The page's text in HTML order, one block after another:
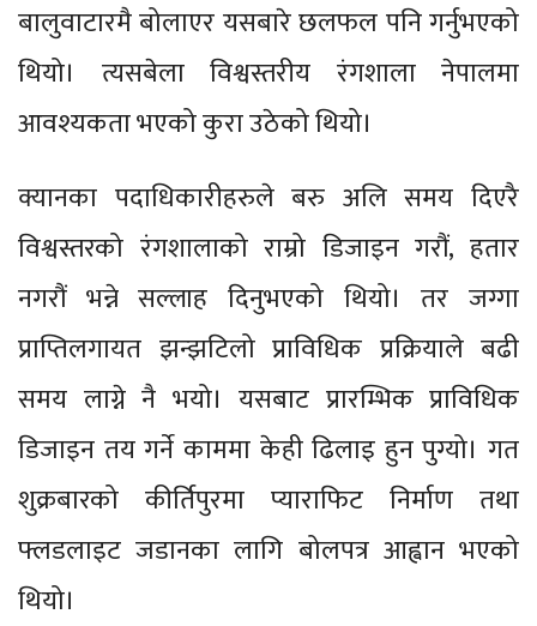
बालुवाटारमै बोलाएर यसबारे छलफल पनि गर्नुभएको
थियो। त्यसबेला विश्वस्तरीय रंगशाला नेपालमा
आवश्यकता भएको कुरा उठेको थियो।
क्यानका पदाधिकारीहरुले बरु अलि समय दिएरै
विश्वस्तरको रंगशालाको राम्रो डिजाइन गरौं, हतार
नगरौं भन्ने सल्लाह दिनुभएको थियो। तर जग्गा
प्राप्तिलगायत झन्झटिलो प्राविधिक प्रक्रियाले बढी
समय लाग्ने नै भयो। यसबाट प्रारम्भिक प्राविधिक
डिजाइन तय गर्ने काममा केही ढिलाइ हुन पुग्यो। गत
शुक्रबारको कीर्तिपुरमा प्याराफिट निर्माण तथा
फ्लडलाइट जडानका लागि बोलपत्र आह्वान भएको
थियो।